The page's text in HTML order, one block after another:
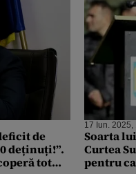
de
deținuți!”.
tot
17 Iun. 2025,
Soarta
Curtea
pentru